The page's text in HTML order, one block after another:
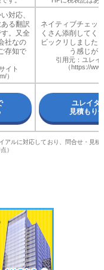
対応、
る翻訳
。又全
社なの
存知で
イト
）
ネイティブチェッ
くさん添削してく
ビックリしました
う感じが
引用元：ユレ
（https://
ユレイタ
見積もり
ルに対応しており、問合せ・見
）